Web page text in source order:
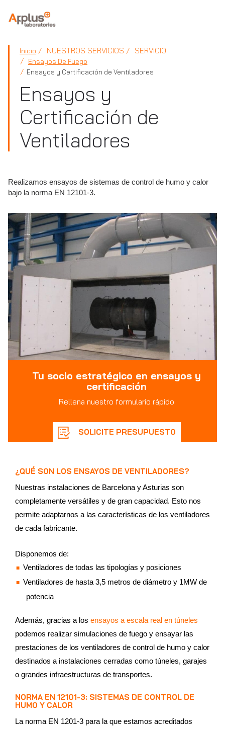
APPLUS+
Inicio NUESTROS SERVICIOS SERVICIO
Ensayos De Fuego
Ensayos y Certificación de Ventiladores
Ensayos y
Certificación de
Ventiladores
Realizamos ensayos de sistemas de control de humo y calor
bajo la norma EN 12101-3.
Tu socio estratégico en ensayos y
certificación
Rellena nuestro formulario rápido
SOLICITE PRESUPUESTO
¿QUÉ SON LOS ENSAYOS DE VENTILADORES?
Nuestras instalaciones de Barcelona y Asturias son
completamente versátiles y de gran capacidad. Esto nos
permite adaptarnos a las características de los ventiladores
de cada fabricante.
Disponemos de:
Ventiladores de todas las tipologías y posiciones
Ventiladores de hasta 3,5 metros de diámetro y 1MW de
potencia
Además, gracias a los ensayos a escala real en túneles
podemos realizar simulaciones de fuego y ensayar las
prestaciones de los ventiladores de control de humo y calor
destinados a instalaciones cerradas como túneles, garajes
o grandes infraestructuras de transportes.
NORMA EN 12101-3: SISTEMAS DE CONTROL DE
HUMO Y CALOR
La norma EN 1201-3 para la que estamos acreditados